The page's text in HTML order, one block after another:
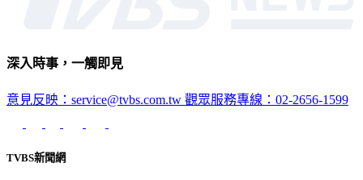
深入時事，一觸即見
意見反映：service@tvbs.com.tw 觀眾服務專線：02-2656-1599
TVBS新聞網